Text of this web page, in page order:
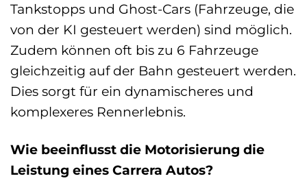
Tankstopps und Ghost-Cars (Fahrzeuge, die
von der KI gesteuert werden) sind möglich.
Zudem können oft bis zu 6 Fahrzeuge
gleichzeitig auf der Bahn gesteuert werden.
Dies sorgt für ein dynamischeres und
komplexeres Rennerlebnis.
Wie beeinflusst die Motorisierung die
Leistung eines Carrera Autos?